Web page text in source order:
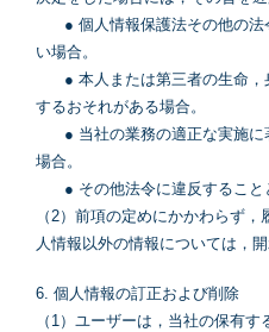
● 個人情報保護法その他の法
い場合。
● 本人または第三者の生命，
するおそれがある場合。
● 当社の業務の適正な実施に
場合。
● その他法令に違反すること
（2）前項の定めにかかわらず
人情報以外の情報については，開
6. 個人情報の訂正および削除
（1）ユーザーは，当社の保有